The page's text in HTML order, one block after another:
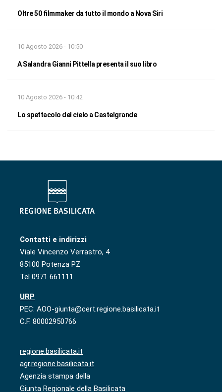
Oltre 50 filmmaker da tutto il mondo a Nova Siri
10 Agosto 2026 - 10:50
A Salandra Gianni Pittella presenta il suo libro
10 Agosto 2026 - 10:42
Lo spettacolo del cielo a Castelgrande
Contatti e indirizzi
Viale Vincenzo Verrastro, 4
85100 Potenza PZ
Tel 0971 661111
URP
PEC: AOO-giunta@cert.regione.basilicata.it
C.F. 80002950766
regione.basilicata.it
agr.regione.basilicata.it
Agenzia stampa della
Giunta Regionale della Basilicata